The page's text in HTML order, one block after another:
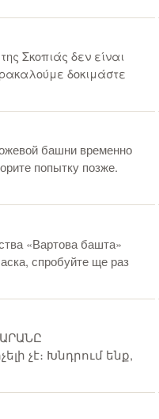
Σκοπιάς δεν είναι
δοκιμάστε
башни временно
попытку позже.
«Вартова башта»
спробуйте ще раз
չէ։ Խնդրում ենք,